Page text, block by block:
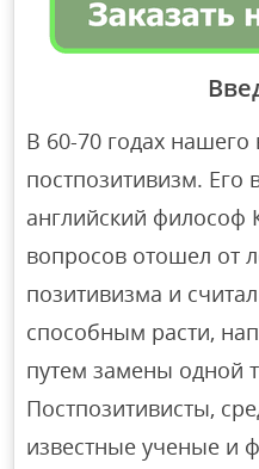
В 60-70 годах нашего
постпозитивизм. Его
английский философ
вопросов отошел от
позитивизма и
способным расти,
путем замены одной
Постпозитивисты,
известные ученые и